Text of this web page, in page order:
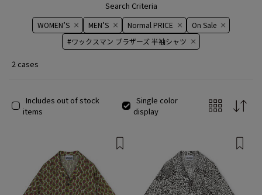
Search Criteria
WOMEN’S MEN’S Normal PRICE
On ​​Sale​​
#ワックスマン ブラザーズ 半袖シャツ
2 cases
Includes out of stock
items
Single color
display